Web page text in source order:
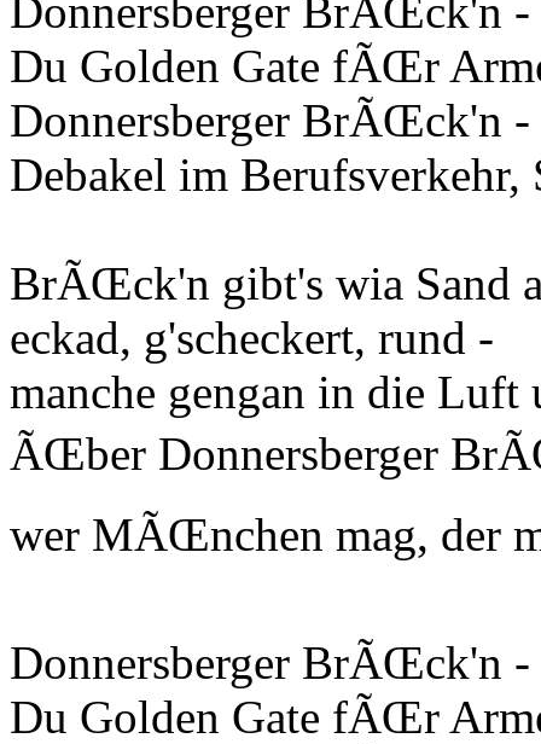
Donnersberger BrÃŒck'n
Du Golden Gate fÃŒr
Donnersberger BrÃŒck'n
Debakel im
BrÃŒck'n gibt's wia Sand
eckad, g'scheckert, rund -
manche gengan in die Luft
ÃŒber Donnersberger
wer MÃŒnchen mag, der
Donnersberger BrÃŒck'n
Du Golden Gate fÃŒr